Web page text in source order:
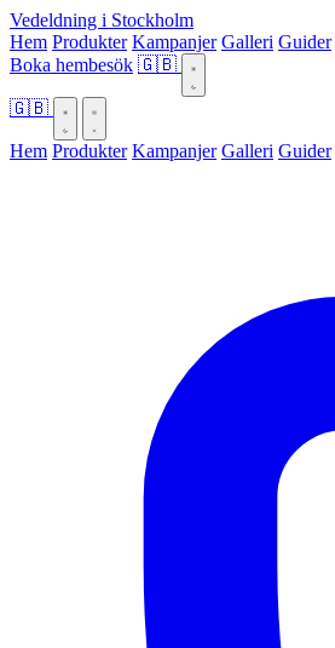
Vedeldning i Stockholm
Hem Produkter Kampanjer Galleri Guider
Boka hembesök 🇬🇧
🇬🇧
Hem Produkter Kampanjer Galleri Guider